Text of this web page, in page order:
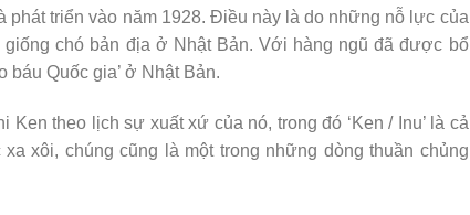
phát triển vào năm 1928. Điều này là do những nỗ lực của
chó bản địa ở Nhật Bản. Với hàng ngũ đã được bổ
báu Quốc gia’ ở Nhật Bản.
theo lịch sự xuất xứ của nó, trong đó ‘Ken / Inu’ là cả
xôi, chúng cũng là một trong những dòng thuần chủng